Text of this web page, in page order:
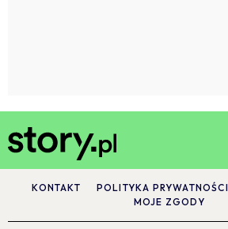
KONTAKT POLITYKA PRYWATNOŚCI
MOJE ZGODY